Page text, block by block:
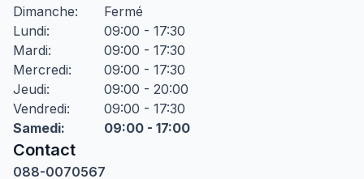
Dimanche:
Fermé
Lundi:
09:00 - 17:30
Mardi:
09:00 - 17:30
Mercredi:
09:00 - 17:30
Jeudi:
09:00 - 20:00
Vendredi:
09:00 - 17:30
Samedi: 09:00 - 17:00
Contact
088-0070567